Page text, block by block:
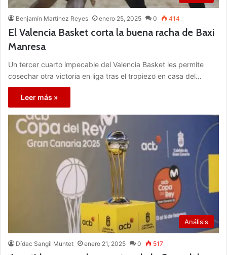
Benjamín Martínez Reyes enero 25, 2025 0 414
El Valencia Basket corta la buena racha de Baxi
Manresa
Un tercer cuarto impecable del Valencia Basket les permite
cosechar otra victoria en liga tras el tropiezo en casa del…
Leer más »
Análisis
Dídac Sangil Muntet enero 21, 2025 0 517